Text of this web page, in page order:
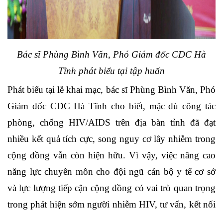
Bác sĩ Phùng Bình Văn, Phó Giám đốc CDC Hà
Tĩnh phát biểu tại tập huấn
Phát biểu tại lễ khai mạc, bác sĩ Phùng Bình Văn, Phó
Giám đốc CDC Hà Tĩnh cho biết, mặc dù công tác
phòng, chống HIV/AIDS trên địa bàn tỉnh đã đạt
nhiều kết quả tích cực, song nguy cơ lây nhiễm trong
cộng đồng vẫn còn hiện hữu. Vì vậy, việc nâng cao
năng lực chuyên môn cho đội ngũ cán bộ y tế cơ sở
và lực lượng tiếp cận cộng đồng có vai trò quan trọng
trong phát hiện sớm người nhiễm HIV, tư vấn, kết nối